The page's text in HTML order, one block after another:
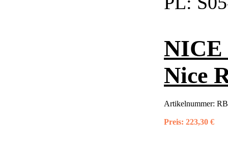
NICE
Nice
Artikelnummer:
Preis: 223,30 €